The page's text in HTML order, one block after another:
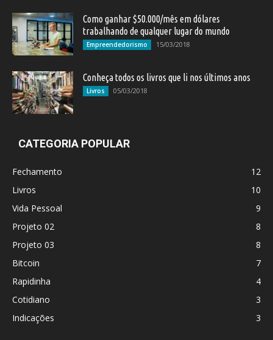
Como ganhar $50.000/mês em dólares
trabalhando de qualquer lugar do mundo
Empreendedorismo 15/03/2018
Conheça todos os livros que li nos últimos anos
Livros 05/03/2018
CATEGORIA POPULAR
Fechamento
12
Livros
10
Vida Pessoal
9
Projeto 02
8
Projeto 03
8
Bitcoin
7
Rapidinha
4
Cotidiano
3
Indicações
3